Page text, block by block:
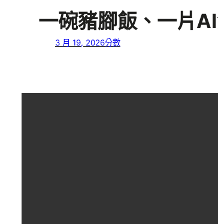
一碗豬腳飯、一片
3 月 19, 2026分數